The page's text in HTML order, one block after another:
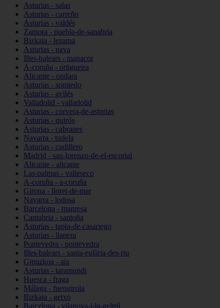
Asturias - salas
Asturias - carreño
Asturias - valdés
Zamora - puebla-de-sanabria
Bizkaia - lezama
Asturias - nava
Illes-balears - manacor
A-coruña - ortigueira
Alicante - ondara
Asturias - somiedo
Asturias - avilés
Valladolid - valladolid
Asturias - corvera-de-asturias
Asturias - quirós
Asturias - cabranes
Navarra - tudela
Asturias - cudillero
Madrid - san-lorenzo-de-el-escorial
Alicante - alicante
Las-palmas - valleseco
A-coruña - a-coruña
Girona - lloret-de-mar
Navarra - lodosa
Barcelona - manresa
Cantabria - santoña
Asturias - tapia-de-casariego
Asturias - llanera
Pontevedra - pontevedra
Illes-balears - santa-eulària-des-riu
Gipuzkoa - aia
Asturias - taramundi
Huesca - fraga
Málaga - fuengirola
Bizkaia - getxo
Barcelona - vilanova-i-la-geltrú